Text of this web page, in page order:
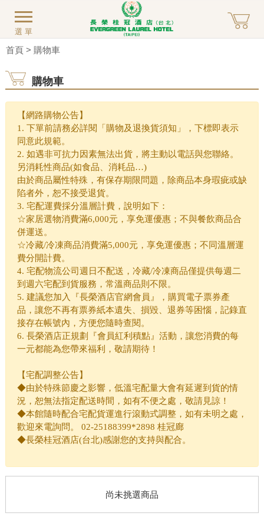
選單
首頁 > 購物車
購物車
【網路購物公告】
1. 下單前請務必詳閱「購物及退換貨須知」，下標即表示
同意此規範。
2. 如遇非可抗力因素無法出貨，將主動以電話與您聯絡。
另消耗性商品(如食品、消耗品…)
由於商品屬性特殊，有保存期限問題，除商品本身瑕疵或缺
陷者外，恕不接受退貨。
3. 宅配運費採分溫層計費，說明如下：
☆家居選物消費滿6,000元，享免運優惠；不與餐飲商品合
併運送。
☆冷藏/冷凍商品消費滿5,000元，享免運優惠；不同溫層運
費分開計費。
4. 宅配物流公司週日不配送，冷藏/冷凍商品僅提供每週二
到週六宅配到貨服務，常溫商品則不限。
5. 建議您加入『長榮酒店官網會員』，購買電子票券產
品，讓您不再有票券紙本遺失、損毀、退券等困惱，記錄直
接存在帳號內，方便您隨時查閱。
6. 長榮酒店正規劃『會員紅利積點』活動，讓您消費的每
一元都能為您帶來福利，敬請期待！
【宅配調整公告】
◆由於特殊節慶之影響，低溫宅配量大會有延遲到貨的情
況，恕無法指定配送時間，如有不便之處，敬請見諒！
◆本館隨時配合宅配貨運進行滾動式調整，如有未明之處，
歡迎來電詢問。 02-25188399*2898 桂冠廊
◆長榮桂冠酒店(台北)感謝您的支持與配合。
尚未挑選商品